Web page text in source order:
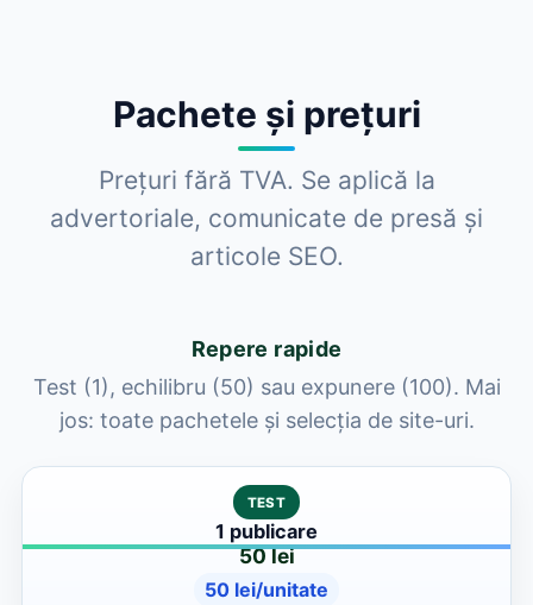
Pachete și prețuri
Prețuri fără TVA. Se aplică la
advertoriale, comunicate de presă și
articole SEO.
Repere rapide
Test (1), echilibru (50) sau expunere (100). Mai
jos: toate pachetele și selecția de site-uri.
TEST
1 publicare
50 lei
50 lei/unitate